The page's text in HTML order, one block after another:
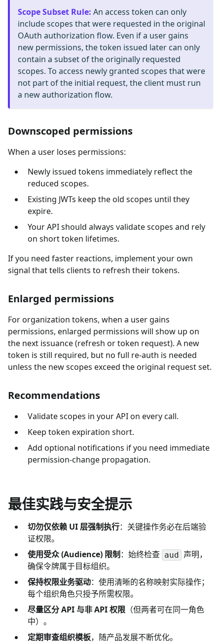
Scope Subset Rule: An access token can only
include scopes that were requested in the original
OAuth authorization flow. Even if a user gains
new permissions, the token issued later can only
contain a subset of the originally requested
scopes. To access newly granted scopes that were
not part of the initial request, the client must run
a new authorization flow.
Downscoped permissions
When a user loses permissions:
Newly issued tokens immediately reflect the
reduced scopes.
Existing JWTs keep the old scopes until they
expire.
Your API should always validate scopes and rely
on short token lifetimes.
If you need faster reactions, implement your own
signal that tells clients to refresh their tokens.
Enlarged permissions
For organization tokens, when a user gains
permissions, enlarged permissions will show up on
the next issuance (refresh or token request). A new
token is still required, but no full re-auth is needed
unless the new scopes exceed the original request set.
Recommendations
Validate scopes in your API on every call.
Keep token expiration short.
Add optional notifications if you need immediate
permission-change propagation.
最佳实践与安全提示
切勿仅依赖 UI 层强制执行：关键操作务必在后端验
证权限。
使用受众 (Audience) 限制 ：始终检查 aud 声明，
确保令牌属于目标组织。
保持权限业务驱动：使用清晰的名称映射实际操作；
每个组织角色只授予所需权限。
尽量区分 API 与非 API 权限 （但两者可在同一角色
中）。
定期审查组织模板，随产品发展不断优化。